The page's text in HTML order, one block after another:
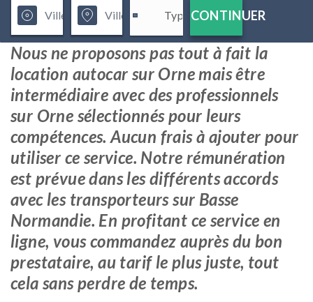
CONTINUER
Nous ne proposons pas tout à fait la
location autocar sur Orne mais être
intermédiaire avec des professionnels
sur Orne sélectionnés pour leurs
compétences. Aucun frais à ajouter pour
utiliser ce service. Notre rémunération
est prévue dans les différents accords
avec les transporteurs sur Basse
Normandie. En profitant ce service en
ligne, vous commandez auprès du bon
prestataire, au tarif le plus juste, tout
cela sans perdre de temps.